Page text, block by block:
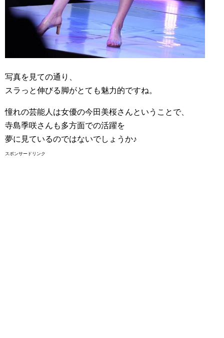
写真を見ての通り、
スラっと伸びる脚がとても魅力的ですね。
憧れの芸能人は女優の今田美桜さんということで、
寺島季咲さんも多方面での活躍を
夢に見ているのではないでしょうか♪
スポンサードリンク